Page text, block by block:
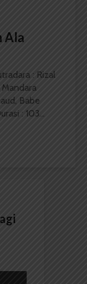
Ala
: Rizal
Babe
: 103...